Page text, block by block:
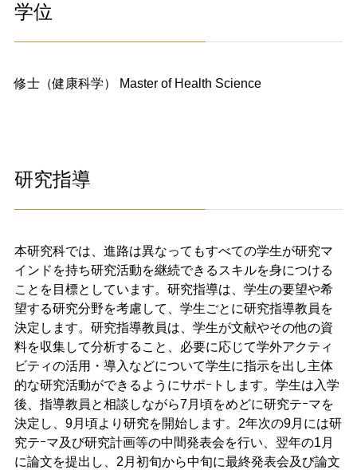
学位​
修士（健康科学） Master of Health Science​
研究指導​
本研究科では、進路は異なってもすべての学生が研究マ
インドを持ち研究活動を継続できるスキルを身につける
ことを目標としています。​研究指導は、学生の要望や希
望する研究分野を考慮して、学生ごとに研究指導教員を
決定します。研究指導教員は、学生が文献やその他の資
料を収集して分析すること、必要に応じて学外アクティ
ビティの活用・導入などについて学生に指示を出し主体
的な研究活動ができるようにサポｰトします。​学生は入学
後、指導教員と相談しながら7月頃をめどに研究テｰマを
決定し、9月頃より研究を開始します。​2年次の9月には研
究テｰマ及び研究計画等の中間発表会を行い、翌年の1月
に論文を提出し、2月初旬から中旬に最終発表会及び論文